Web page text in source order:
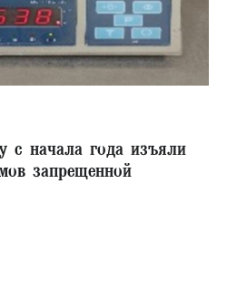
с начала года изъяли
запрещенной